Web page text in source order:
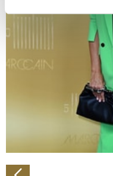
bestimmten
Erfahren Sie mehr
verarbeitet werden,
Abschnitt Einzelheiten
Wir verwenden
personalisieren,
zu können und die
analysieren.
Verwendung unserer
soziale Medien,